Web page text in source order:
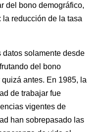
del bono demográfico,
la reducción de la tasa
solamente desde
del bono
antes. En 1985, la
de trabajar fue
vigentes de
han sobrepasado las